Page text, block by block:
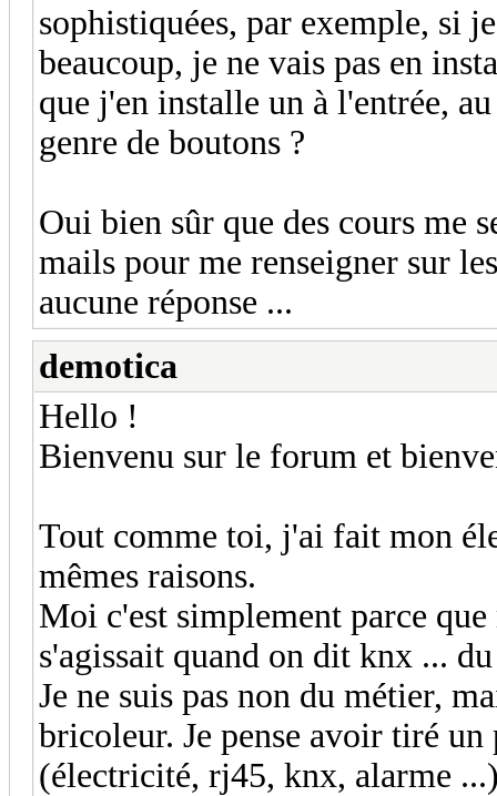
sophistiquées, par exemple, si
beaucoup, je ne vais pas en
que j'en installe un à l'entrée,
genre de boutons ?
Oui bien sûr que des cours me
mails pour me renseigner sur
aucune réponse ...
demotica
Hello !
Bienvenu sur le forum et
Tout comme toi, j'ai fait mon
mêmes raisons.
Moi c'est simplement parce
s'agissait quand on dit knx ...
Je ne suis pas non du métier,
bricoleur. Je pense avoir tiré
(électricité, rj45, knx, alarme